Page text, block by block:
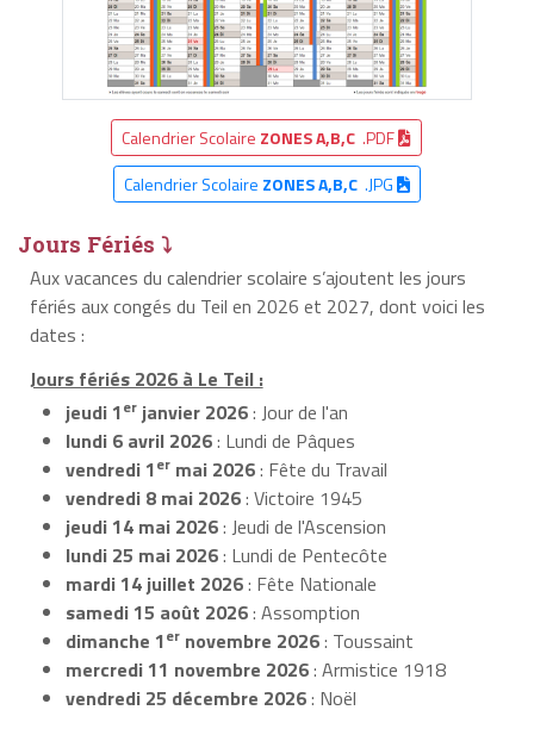
Calendrier Scolaire ZONES A,B,C .PDF
Calendrier Scolaire ZONES A,B,C.JPG
Jours Fériés ⤵
Aux vacances du calendrier scolaire s’ajoutent les jours
fériés aux congés du Teil en 2026 et 2027, dont voici les
dates :
Jours fériés 2026 à Le Teil :
jeudi 1er janvier 2026: Jour de l'an
lundi 6 avril 2026: Lundi de Pâques
vendredi 1er mai 2026: Fête du Travail
vendredi 8 mai 2026: Victoire 1945
jeudi 14 mai 2026: Jeudi de l'Ascension
lundi 25 mai 2026: Lundi de Pentecôte
mardi 14 juillet 2026: Fête Nationale
samedi 15 août 2026: Assomption
dimanche 1er novembre 2026: Toussaint
mercredi 11 novembre 2026: Armistice 1918
vendredi 25 décembre 2026: Noël